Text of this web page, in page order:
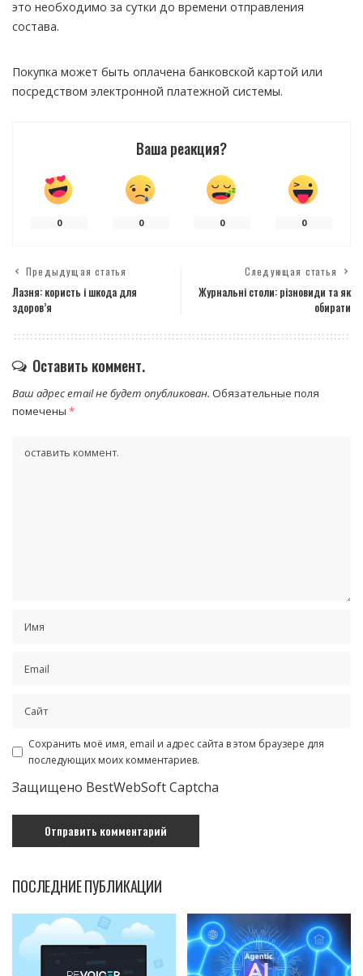
это необходимо за сутки до времени отправления
состава.
Покупка может быть оплачена банковской картой или
посредством электронной платежной системы.
Ваша реакция?
0 0 0 0
Предыдущая статья
Лазня: користь і шкода для
здоров’я
Следующая статья
Журнальні столи: різновиди та як
обирати
Оставить коммент.
Ваш адрес email не будет опубликован. Обязательные поля
помечены *
Сохранить моё имя, email и адрес сайта в этом браузере для
последующих моих комментариев.
Защищено BestWebSoft Captcha
ПОСЛЕДНИЕ ПУБЛИКАЦИИ